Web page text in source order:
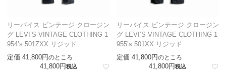
リーバイス ビンテージ クロージン
グ LEVI’S VINTAGE CLOTHING 1
954’s 501ZXX リジッド
定価 41,800 のところ
41,800 税込
リーバイス ビンテージ クロージン
グ LEVI’S VINTAGE CLOTHING 1
955’s 501XX リジッド
定価 41,800 のところ
41,800 税込